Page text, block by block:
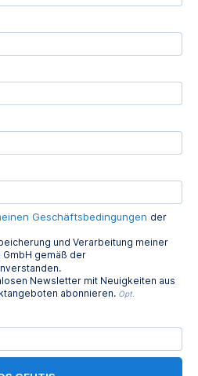
Geschäftsbedingungen der
und Verarbeitung meiner
gemäß der
Newsletter mit Neuigkeiten aus
abonnieren. Opt.